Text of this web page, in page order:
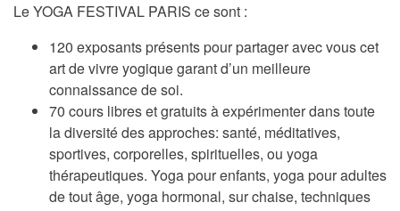
Le YOGA FESTIVAL PARIS ce sont :
120 exposants présents pour partager avec vous cet
art de vivre yogique garant d’un meilleure
connaissance de soi.
70 cours libres et gratuits à expérimenter dans toute
la diversité des approches: santé, méditatives,
sportives, corporelles, spirituelles, ou yoga
thérapeutiques. Yoga pour enfants, yoga pour adultes
de tout âge, yoga hormonal, sur chaise, techniques